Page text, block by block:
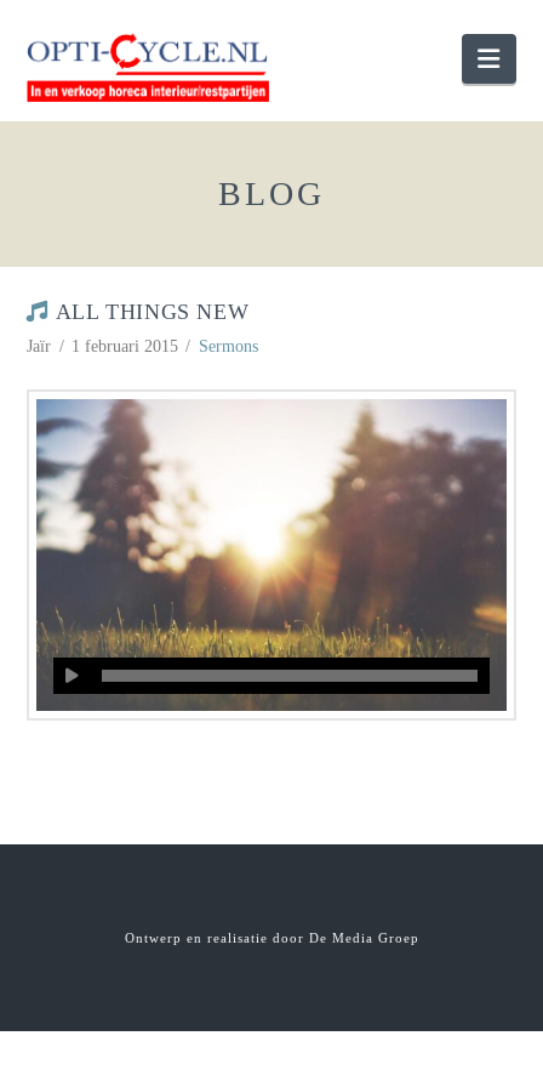
BLOG
ALL THINGS NEW
Jaïr 1 februari 2015 Sermons
Ontwerp en realisatie door De Media Groep